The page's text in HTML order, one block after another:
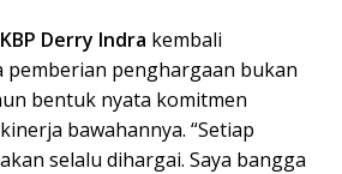
Derry Indra kembali
pemberian penghargaan bukan
bentuk nyata komitmen
bawahannya. “Setiap
selalu dihargai. Saya bangga